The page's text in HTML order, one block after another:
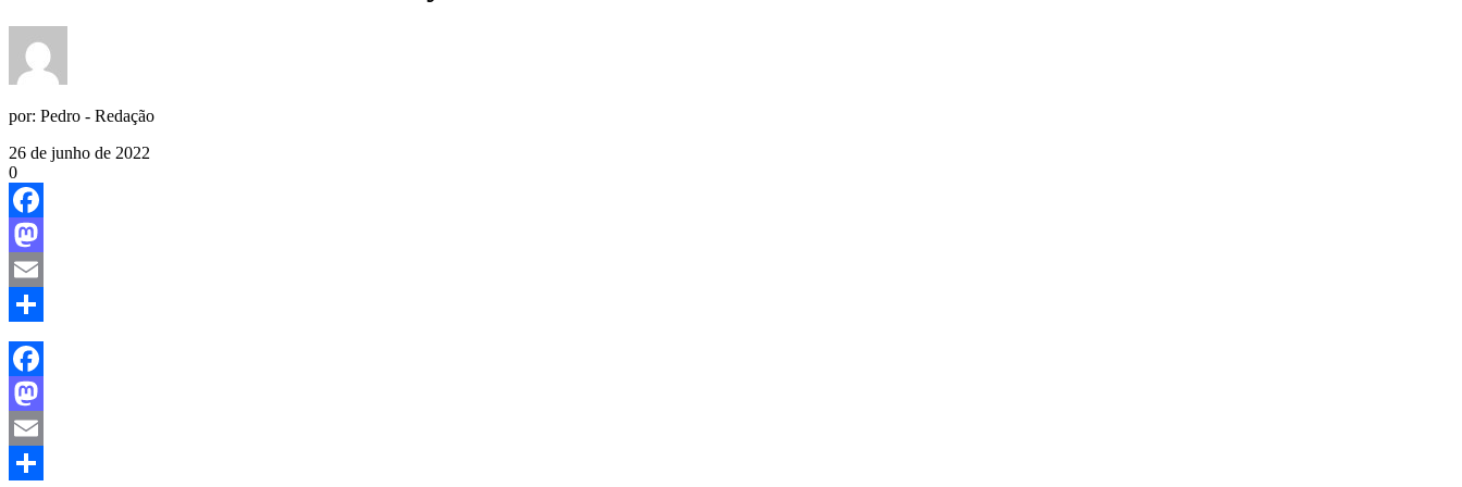
por: Pedro - Redação
26 de junho de 2022
0
Facebook
Mastodon
Email
Share
Facebook
Mastodon
Email